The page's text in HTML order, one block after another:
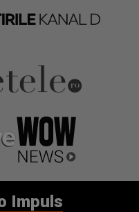
Impuls